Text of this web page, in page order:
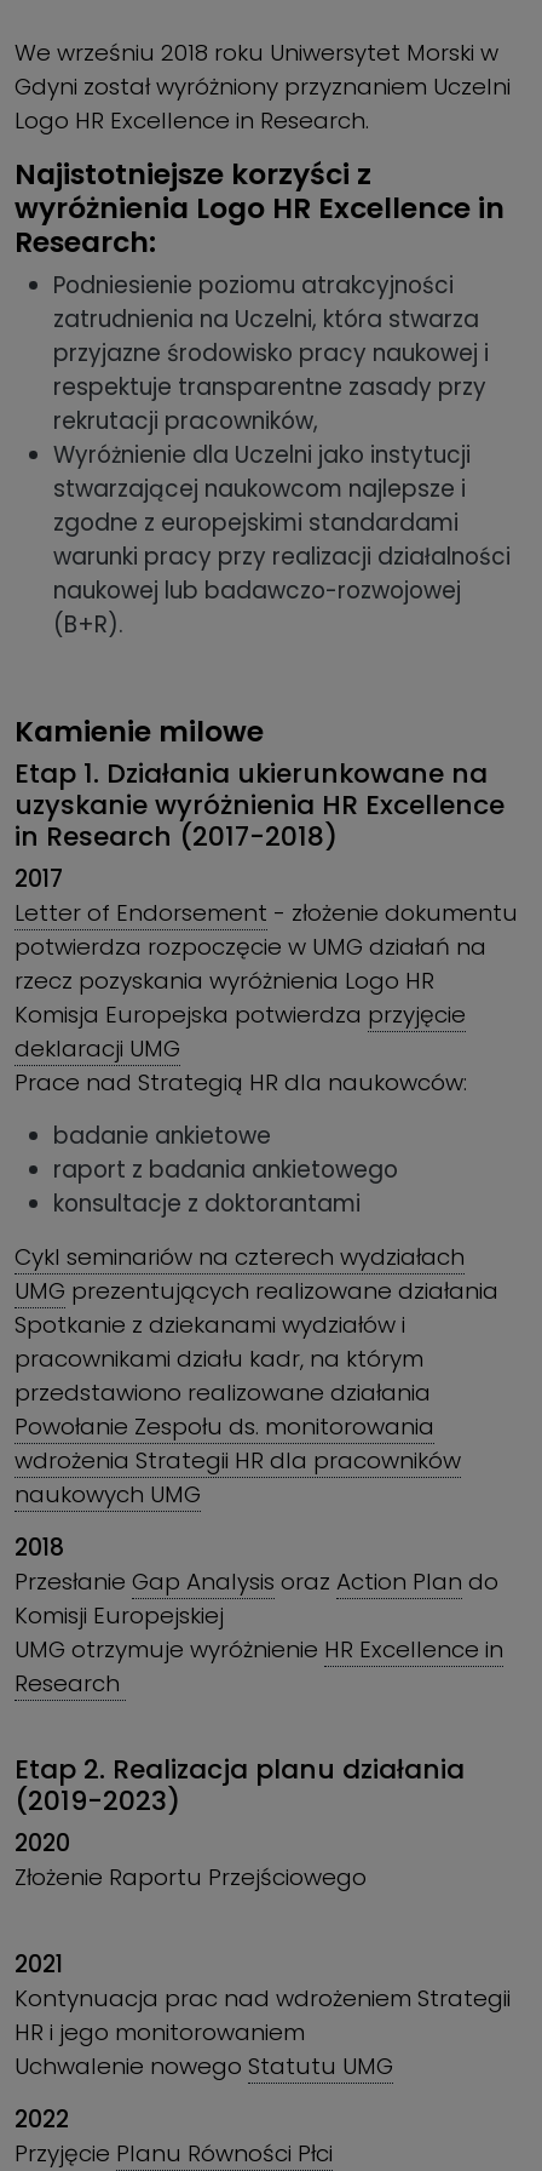
We wrześniu 2018 roku Uniwersytet Morski w
Gdyni został wyróżniony przyznaniem Uczelni
Logo HR Excellence in Research.
Najistotniejsze korzyści z
wyróżnienia Logo HR Excellence in
Research:
Podniesienie poziomu atrakcyjności
zatrudnienia na Uczelni, która stwarza
przyjazne środowisko pracy naukowej i
respektuje transparentne zasady przy
rekrutacji pracowników,
Wyróżnienie dla Uczelni jako instytucji
stwarzającej naukowcom najlepsze i
zgodne z europejskimi standardami
warunki pracy przy realizacji działalności
naukowej lub badawczo-rozwojowej
(B+R).
Kamienie milowe
Etap 1. Działania ukierunkowane na
uzyskanie wyróżnienia HR Excellence
in Research (2017-2018)
2017
Letter of Endorsement - złożenie dokumentu
potwierdza rozpoczęcie w UMG działań na
rzecz pozyskania wyróżnienia Logo HR
Komisja Europejska potwierdza przyjęcie
deklaracji UMG
Prace nad Strategią HR dla naukowców:
badanie ankietowe
raport z badania ankietowego
konsultacje z doktorantami
Cykl seminariów na czterech wydziałach
UMG prezentujących realizowane działania
Spotkanie z dziekanami wydziałów i
pracownikami działu kadr, na którym
przedstawiono realizowane działania
Powołanie Zespołu ds. monitorowania
wdrożenia Strategii HR dla pracowników
naukowych UMG
2018
Przesłanie Gap Analysis oraz Action Plan do
Komisji Europejskiej
UMG otrzymuje wyróżnienie HR Excellence in
Research
Etap 2. Realizacja planu działania
(2019-2023)
2020
Złożenie Raportu Przejściowego
2021
Kontynuacja prac nad wdrożeniem Strategii
HR i jego monitorowaniem
Uchwalenie nowego Statutu UMG
2022
Przyjęcie Planu Równości Płci